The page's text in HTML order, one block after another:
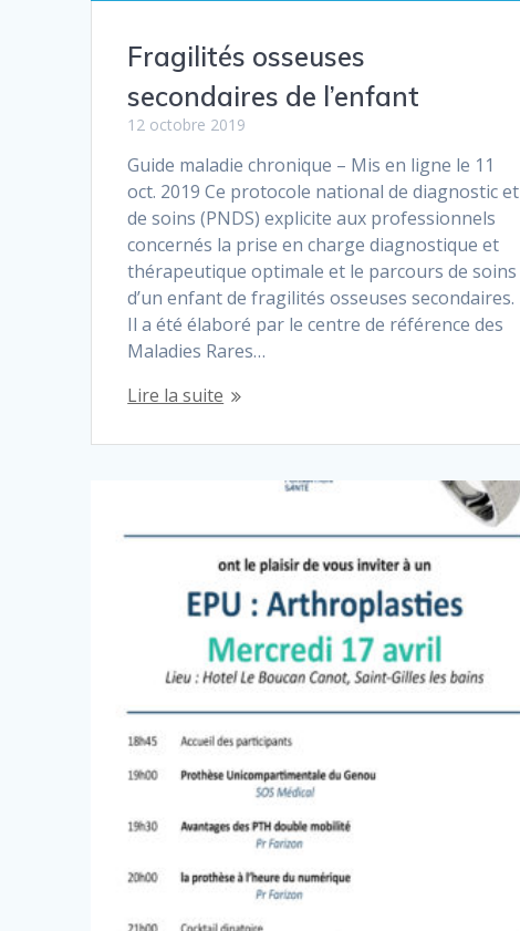
Fragilités osseuses
secondaires de l’enfant
12 octobre 2019
Guide maladie chronique – Mis en ligne le 11
oct. 2019 Ce protocole national de diagnostic et
de soins (PNDS) explicite aux professionnels
concernés la prise en charge diagnostique et
thérapeutique optimale et le parcours de soins
d’un enfant de fragilités osseuses secondaires.
Il a été élaboré par le centre de référence des
Maladies Rares…
Lire la suite